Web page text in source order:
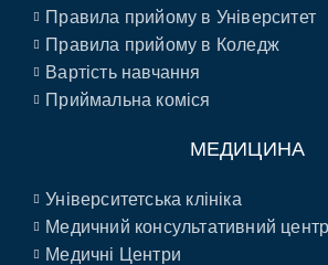
Правила прийому в Університет
Правила прийому в Коледж
Вартість навчання
Приймальна коміся
МЕДИЦИНА
Університетська клініка
Медичний консультативний центр
Медичні Центри